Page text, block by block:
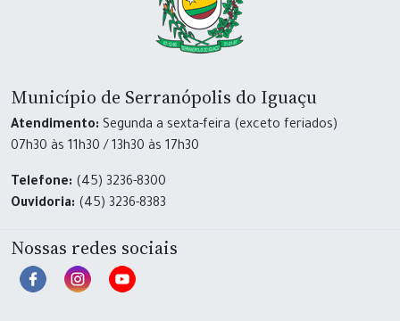
Município de Serranópolis do Iguaçu
Atendimento: Segunda a sexta-feira (exceto feriados)
07h30 às 11h30 / 13h30 às 17h30
Telefone: (45) 3236-8300
Ouvidoria: (45) 3236-8383
Nossas redes sociais